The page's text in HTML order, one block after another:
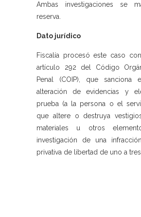
Ambas investigaciones se
reserva.
Dato jurídico
Fiscalía procesó este caso
artículo 292 del Código
Penal (COIP), que
alteración de evidencias y
prueba (a la persona o el
que altere o destruya
materiales u otros
investigación de una
privativa de libertad de uno a